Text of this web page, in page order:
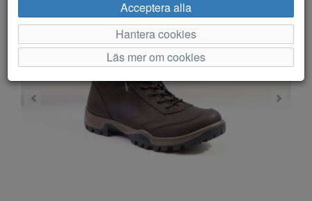
Acceptera alla
Hantera cookies
Läs mer om cookies